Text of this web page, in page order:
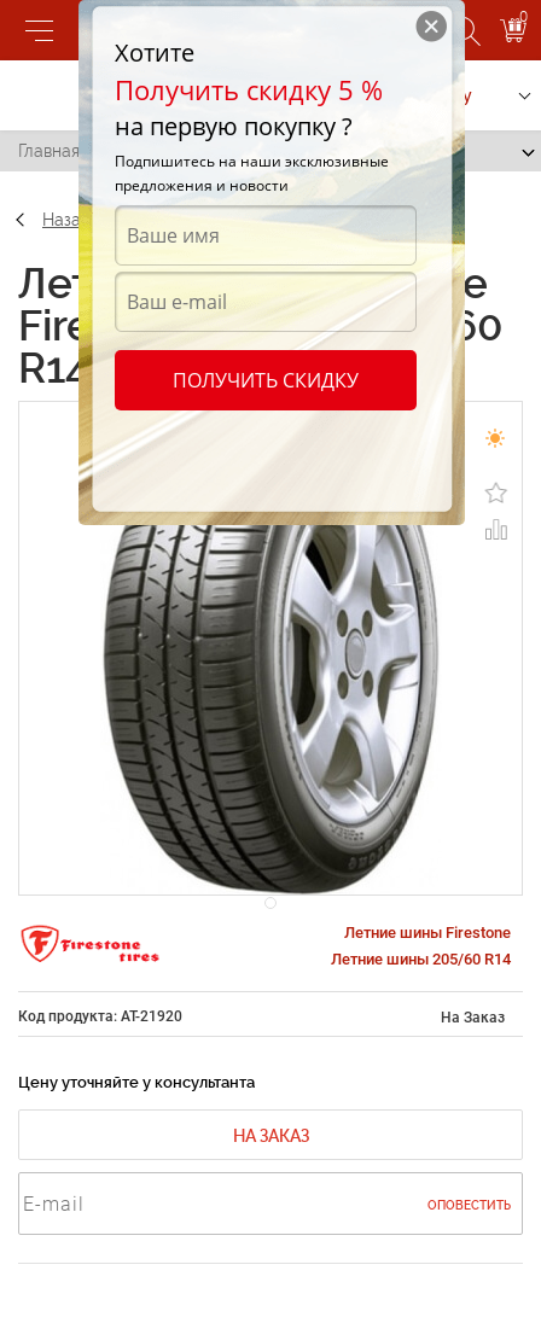
0
Позвонить Заказать услугу
Главная / Firestone Firehawk 700 FS 205/60 R14 88H
Назад
Летние шины Firestone
Firehawk 700 FS 205/60
R14 88H
Летние шины Firestone
Летние шины 205/60 R14
Код продукта: AT-21920 На Заказ
Цену уточняйте у консультанта
НА ЗАКАЗ
ОПОВЕСТИТЬ
Хотите
Получить скидку 5 %
на первую покупку ?
Подпишитесь на наши эксклюзивные
предложения и новости
ПОЛУЧИТЬ СКИДКУ